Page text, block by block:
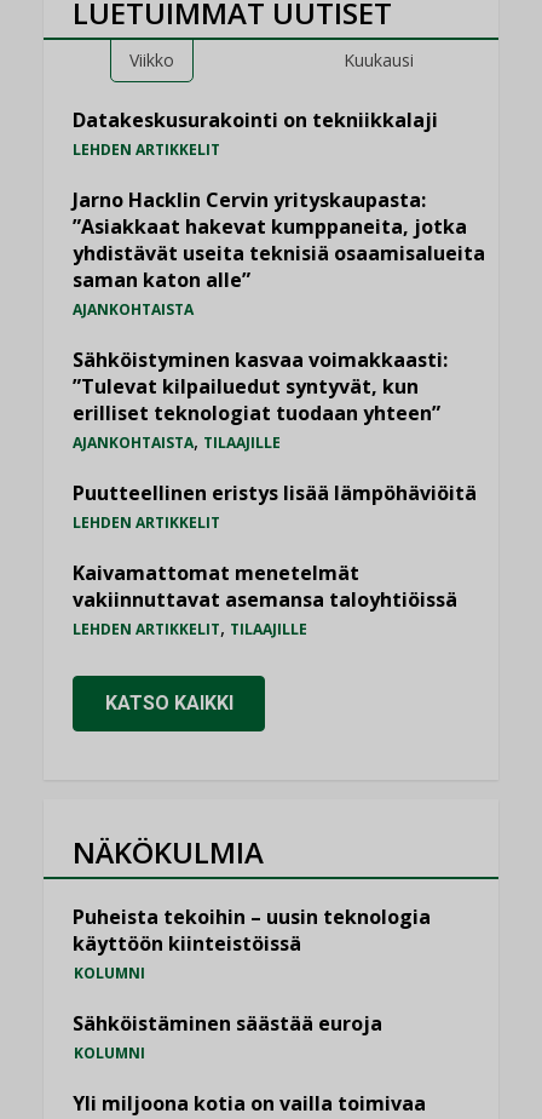
LUETUIMMAT UUTISET
Viikko Kuukausi
Datakeskusurakointi on tekniikkalaji
LEHDEN ARTIKKELIT
Jarno Hacklin Cervin yrityskaupasta:
”Asiakkaat hakevat kumppaneita, jotka
yhdistävät useita teknisiä osaamisalueita
saman katon alle”
AJANKOHTAISTA
Sähköistyminen kasvaa voimakkaasti:
”Tulevat kilpailuedut syntyvät, kun
erilliset teknologiat tuodaan yhteen”
AJANKOHTAISTA, TILAAJILLE
Puutteellinen eristys lisää lämpöhäviöitä
LEHDEN ARTIKKELIT
Kaivamattomat menetelmät
vakiinnuttavat asemansa taloyhtiöissä
LEHDEN ARTIKKELIT, TILAAJILLE
KATSO KAIKKI
NÄKÖKULMIA
Puheista tekoihin – uusin teknologia
käyttöön kiinteistöissä
KOLUMNI
Sähköistäminen säästää euroja
KOLUMNI
Yli miljoona kotia on vailla toimivaa